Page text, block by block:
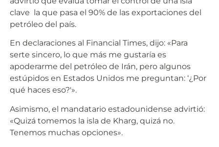
clave la que pasa el 90% de las exportaciones del
petróleo del país.
En declaraciones al Financial Times, dijo: «Para
serte sincero, lo que más me gustaría es
apoderarme del petróleo de Irán, pero algunos
estúpidos en Estados Unidos me preguntan: ‘¿Por
qué haces eso?'».
Asimismo, el mandatario estadounidense advirtió:
«Quizá tomemos la isla de Kharg, quizá no.
Tenemos muchas opciones».